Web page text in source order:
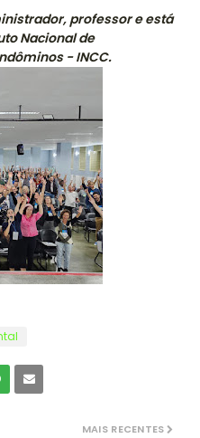
professor e está
Nacional de
- INCC.
MAIS RECENTES